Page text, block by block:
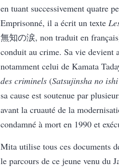
en tuant successivement quatre
Emprisonné, il a écrit un texte
無知の涙, non traduit en
conduit au crime. Sa vie devient
notamment celui de Kamata
des criminels (Satsujinsha no ishi
sa cause est soutenue par
avant la cruauté de la
condamné à mort en 1990 et
Mita utilise tous ces documents
le parcours de ce jeune venu du